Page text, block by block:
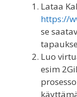
Lataa
https://
se
Luo
esim